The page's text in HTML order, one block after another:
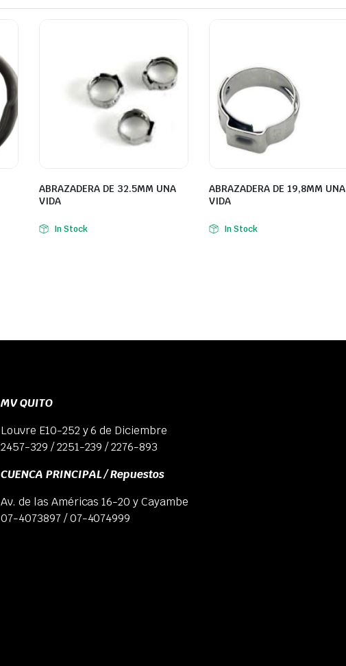
ABRAZADERA DE 32.5MM UNA
VIDA
In Stock
ABRAZADERA DE 19,8MM UNA
VIDA
In Stock
MV QUITO
Louvre E10-252 y 6 de Diciembre
2457-329 / 2251-239 / 2276-893
CUENCA PRINCIPAL / Repuestos
Av. de las Américas 16-20 y Cayambe
07-4073897 / 07-4074999